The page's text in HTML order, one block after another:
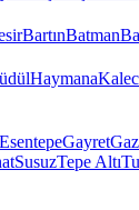
BartınBatman
Haymana
EsentepeGayret
SusuzTepe Altı